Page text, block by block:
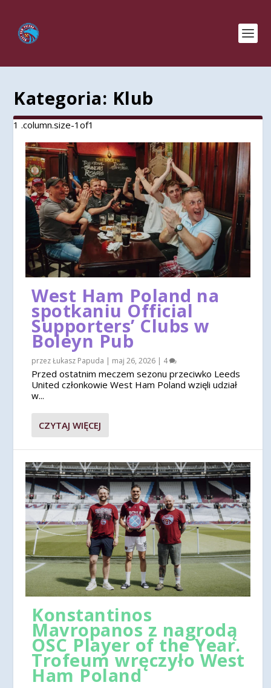
Kategoria: Klub
West Ham Poland na
spotkaniu Official
Supporters’ Clubs w
Boleyn Pub
przezŁukasz Papuda | maj 26, 2026 | 4
Przed ostatnim meczem sezonu przeciwko Leeds
United członkowie West Ham Poland wzięli udział
w...
CZYTAJ WIĘCEJ
Konstantinos
Mavropanos z nagrodą
OSC Player of the Year.
Trofeum wręczyło West
Ham Poland